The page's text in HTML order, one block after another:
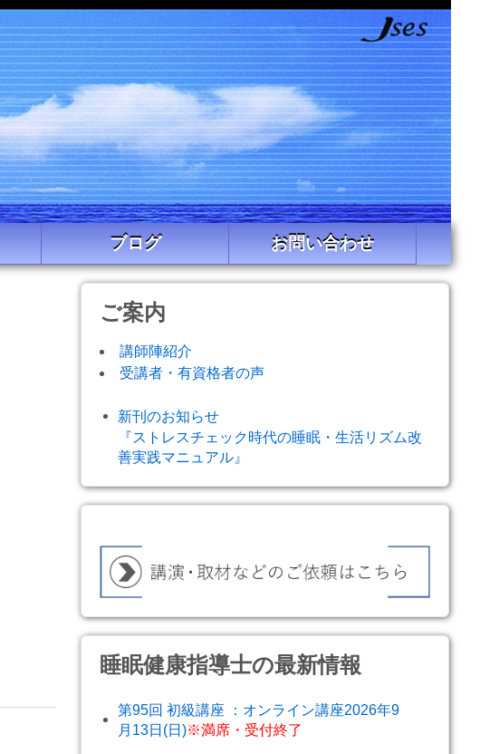
ブログ お問い合わせ
ご案内
講師陣紹介
受講者・有資格者の声
新刊のお知らせ
『ストレスチェック時代の睡眠・生活リズム改
善実践マニュアル』
睡眠健康指導士の最新情報
第95回 初級講座 ：オンライン講座2026年9
月13日(日)※満席・受付終了